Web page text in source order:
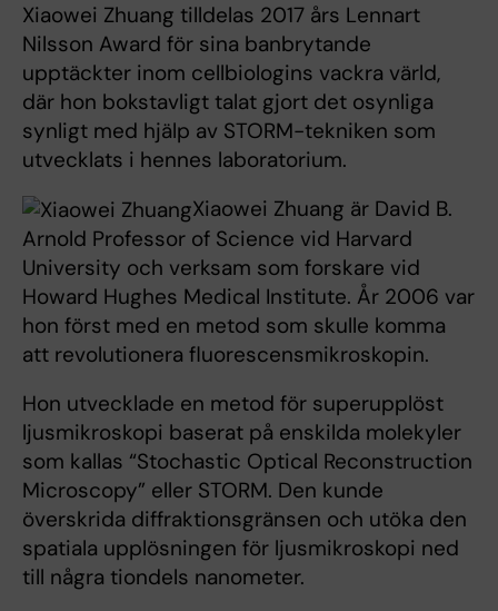
Xiaowei Zhuang tilldelas 2017 års Lennart
Nilsson Award för sina banbrytande
upptäckter inom cellbiologins vackra värld,
där hon bokstavligt talat gjort det osynliga
synligt med hjälp av STORM-tekniken som
utvecklats i hennes laboratorium.
Xiaowei Zhuang är David B.
Arnold Professor of Science vid Harvard
University och verksam som forskare vid
Howard Hughes Medical Institute. År 2006 var
hon först med en metod som skulle komma
att revolutionera fluorescensmikroskopin.
Hon utvecklade en metod för superupplöst
ljusmikroskopi baserat på enskilda molekyler
som kallas “Stochastic Optical Reconstruction
Microscopy” eller STORM. Den kunde
överskrida diffraktionsgränsen och utöka den
spatiala upplösningen för ljusmikroskopi ned
till några tiondels nanometer.